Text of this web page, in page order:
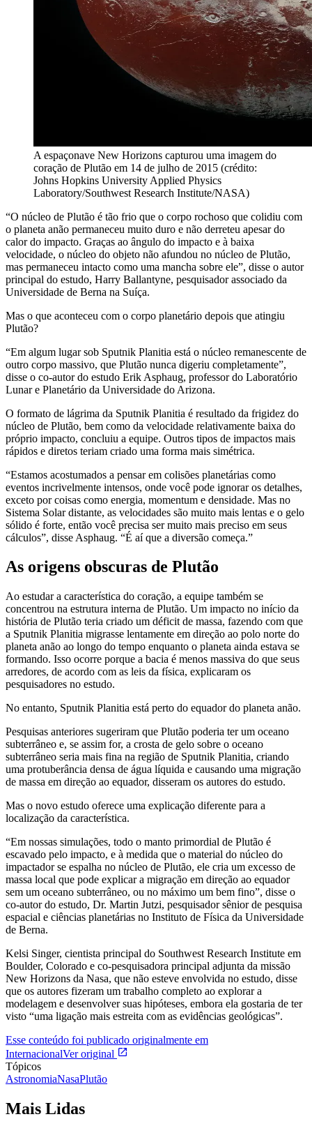
A espaçonave New Horizons capturou uma imagem do
coração de Plutão em 14 de julho de 2015 (crédito:
Johns Hopkins University Applied Physics
Laboratory/Southwest Research Institute/NASA)
“O núcleo de Plutão é tão frio que o corpo rochoso que colidiu com
o planeta anão permaneceu muito duro e não derreteu apesar do
calor do impacto. Graças ao ângulo do impacto e à baixa
velocidade, o núcleo do objeto não afundou no núcleo de Plutão,
mas permaneceu intacto como uma mancha sobre ele”, disse o autor
principal do estudo, Harry Ballantyne, pesquisador associado da
Universidade de Berna na Suíça.
Mas o que aconteceu com o corpo planetário depois que atingiu
Plutão?
“Em algum lugar sob Sputnik Planitia está o núcleo remanescente de
outro corpo massivo, que Plutão nunca digeriu completamente”,
disse o co-autor do estudo Erik Asphaug, professor do Laboratório
Lunar e Planetário da Universidade do Arizona.
O formato de lágrima da Sputnik Planitia é resultado da frigidez do
núcleo de Plutão, bem como da velocidade relativamente baixa do
próprio impacto, concluiu a equipe. Outros tipos de impactos mais
rápidos e diretos teriam criado uma forma mais simétrica.
“Estamos acostumados a pensar em colisões planetárias como
eventos incrivelmente intensos, onde você pode ignorar os detalhes,
exceto por coisas como energia, momentum e densidade. Mas no
Sistema Solar distante, as velocidades são muito mais lentas e o gelo
sólido é forte, então você precisa ser muito mais preciso em seus
cálculos”, disse Asphaug. “É aí que a diversão começa.”
As origens obscuras de Plutão
Ao estudar a característica do coração, a equipe também se
concentrou na estrutura interna de Plutão. Um impacto no início da
história de Plutão teria criado um déficit de massa, fazendo com que
a Sputnik Planitia migrasse lentamente em direção ao polo norte do
planeta anão ao longo do tempo enquanto o planeta ainda estava se
formando. Isso ocorre porque a bacia é menos massiva do que seus
arredores, de acordo com as leis da física, explicaram os
pesquisadores no estudo.
No entanto, Sputnik Planitia está perto do equador do planeta anão.
Pesquisas anteriores sugeriram que Plutão poderia ter um oceano
subterrâneo e, se assim for, a crosta de gelo sobre o oceano
subterrâneo seria mais fina na região de Sputnik Planitia, criando
uma protuberância densa de água líquida e causando uma migração
de massa em direção ao equador, disseram os autores do estudo.
Mas o novo estudo oferece uma explicação diferente para a
localização da característica.
“Em nossas simulações, todo o manto primordial de Plutão é
escavado pelo impacto, e à medida que o material do núcleo do
impactador se espalha no núcleo de Plutão, ele cria um excesso de
massa local que pode explicar a migração em direção ao equador
sem um oceano subterrâneo, ou no máximo um bem fino”, disse o
co-autor do estudo, Dr. Martin Jutzi, pesquisador sênior de pesquisa
espacial e ciências planetárias no Instituto de Física da Universidade
de Berna.
Kelsi Singer, cientista principal do Southwest Research Institute em
Boulder, Colorado e co-pesquisadora principal adjunta da missão
New Horizons da Nasa, que não esteve envolvida no estudo, disse
que os autores fizeram um trabalho completo ao explorar a
modelagem e desenvolver suas hipóteses, embora ela gostaria de ter
visto “uma ligação mais estreita com as evidências geológicas”.
Esse conteúdo foi publicado originalmente em
InternacionalVer original
Tópicos
AstronomiaNasaPlutão
Mais Lidas